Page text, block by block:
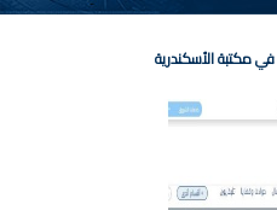
في مكتبة الأسكندرية